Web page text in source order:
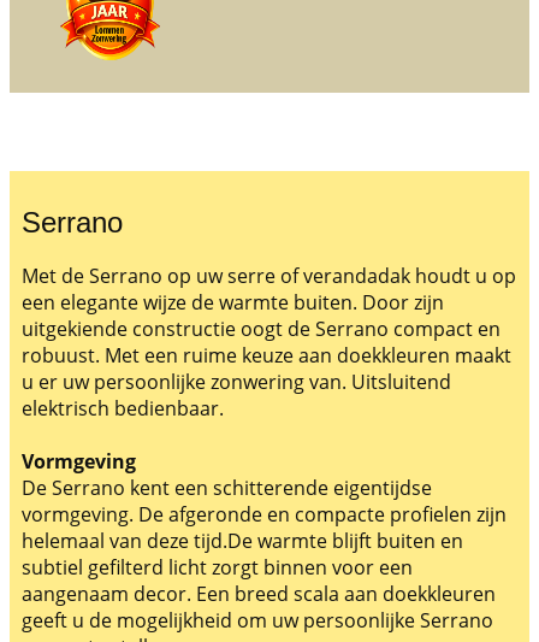
Serrano
Met de Serrano op uw serre of verandadak houdt u op
een elegante wijze de warmte buiten. Door zijn
uitgekiende constructie oogt de Serrano compact en
robuust. Met een ruime keuze aan doekkleuren maakt
u er uw persoonlijke zonwering van. Uitsluitend
elektrisch bedienbaar.
Vormgeving
De Serrano kent een schitterende eigentijdse
vormgeving. De afgeronde en compacte profielen zijn
helemaal van deze tijd.De warmte blijft buiten en
subtiel gefilterd licht zorgt binnen voor een
aangenaam decor. Een breed scala aan doekkleuren
geeft u de mogelijkheid om uw persoonlijke Serrano